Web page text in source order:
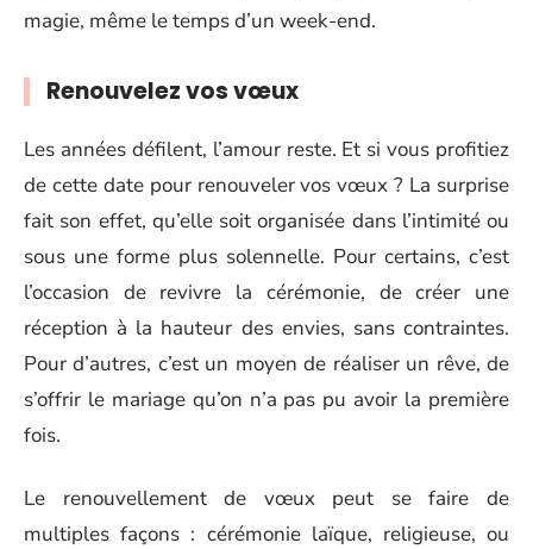
magie, même le temps d’un week-end.
Renouvelez vos vœux
Les années défilent, l’amour reste. Et si vous profitiez
de cette date pour renouveler vos vœux ? La surprise
fait son effet, qu’elle soit organisée dans l’intimité ou
sous une forme plus solennelle. Pour certains, c’est
l’occasion de revivre la cérémonie, de créer une
réception à la hauteur des envies, sans contraintes.
Pour d’autres, c’est un moyen de réaliser un rêve, de
s’offrir le mariage qu’on n’a pas pu avoir la première
fois.
Le renouvellement de vœux peut se faire de
multiples façons : cérémonie laïque, religieuse, ou